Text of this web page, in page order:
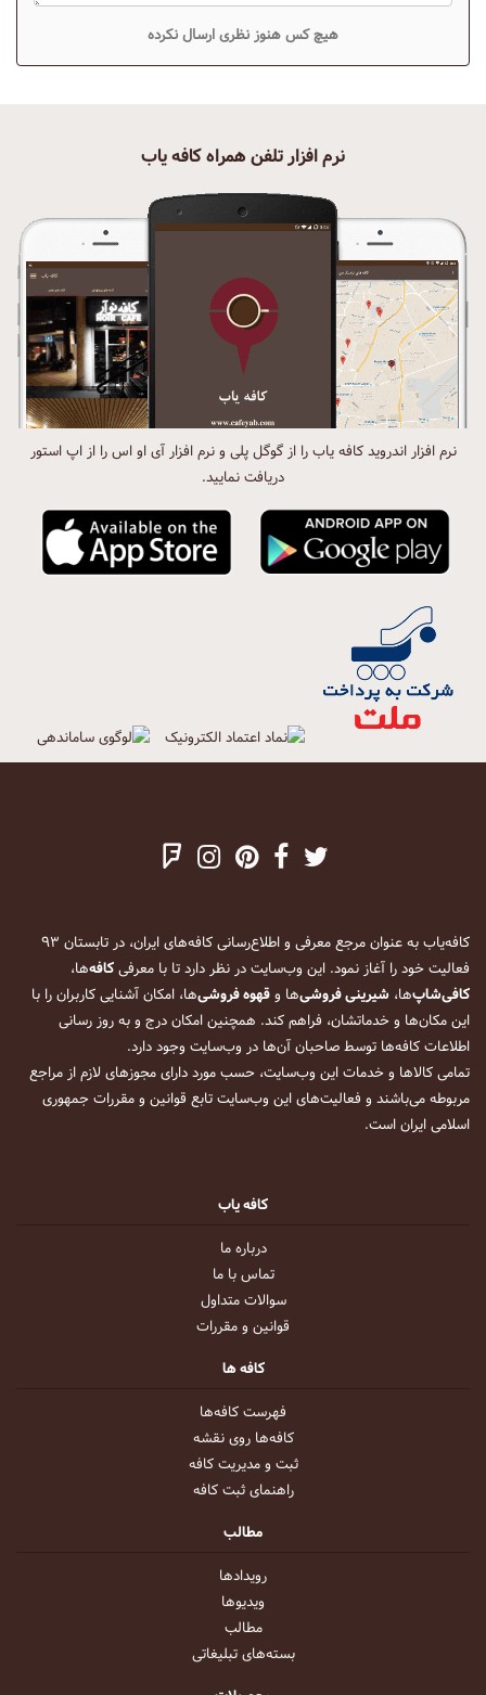
هیچ کس هنوز نظری ارسال نکرده
نرم افزار تلفن همراه کافه یاب
نرم افزار اندروید کافه یاب را از گوگل پلی و نرم افزار آی او اس را از اپ استور
دریافت نمایید.
کافه‌یاب به عنوان مرجع معرفی و اطلاع‌رسانی کافه‌های ایران، در تابستان ۹۳
فعالیت خود را آغاز نمود. این وب‌سایت در نظر دارد تا با معرفیکافه‌ها،
کافی‌شاپ‌ها، شیرینی فروشی‌ها وقهوه فروشی‌ها، امکان آشنایی کاربران را با
این مکان‌ها و خدماتشان، فراهم کند. همچنین امکان درج و به روز رسانی
اطلاعات کافه‌ها توسط صاحبان آن‌ها در وب‌سایت وجود دارد.
تمامی کالاها و خدمات این وب‌سایت، حسب مورد دارای مجوزهای لازم از مراجع
مربوطه می‌باشند و فعالیت‌های این وب‌سایت تابع قوانین و مقررات جمهوری
اسلامی ایران است.
کافه یاب
درباره ما
تماس با ما
سوالات متداول
قوانین و مقررات
کافه ها
فهرست کافه‌ها
کافه‌ها روی نقشه
ثبت و مدیریت کافه
راهنمای ثبت کافه
مطالب
رویداد‌ها
ویدیو‌ها
مطالب
بسته‌های تبلیغاتی